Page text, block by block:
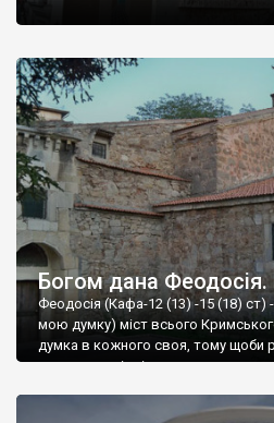
Богом дана Феодосія.
Феодосія (Кафа-12 (13) -15 (18) ст)
мою думку) міст всього
думка в кожного своя, тому щоби
запрошую відвідати це